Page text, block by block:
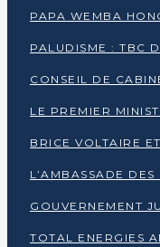
GOUVERNEMENT